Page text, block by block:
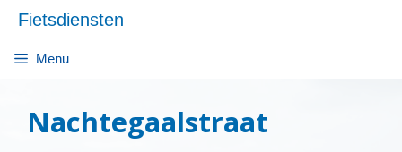
naar
inhoud
Fietsdiensten
Menu
Nachtegaalstraat